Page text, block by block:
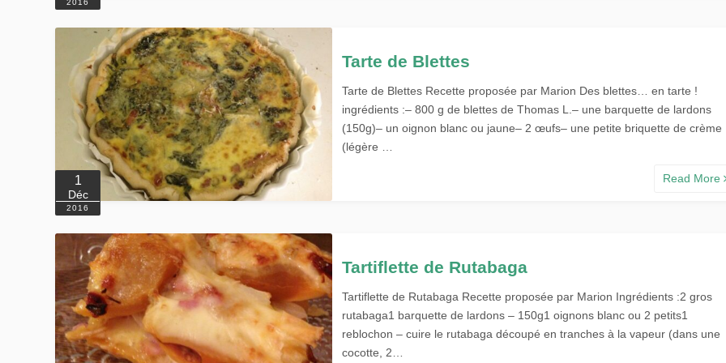
2016
1
Déc
2016
Tarte de Blettes
Tarte de Blettes Recette proposée par Marion Des blettes… en tarte !
ingrédients :– 800 g de blettes de Thomas L.– une barquette de lardons
(150g)– un oignon blanc ou jaune– 2 œufs– une petite briquette de crème
(légère …
Read More
Tartiflette de Rutabaga
Tartiflette de Rutabaga Recette proposée par Marion Ingrédients :2 gros
rutabaga1 barquette de lardons – 150g1 oignons blanc ou 2 petits1
reblochon – cuire le rutabaga découpé en tranches à la vapeur (dans une
cocotte, 2…